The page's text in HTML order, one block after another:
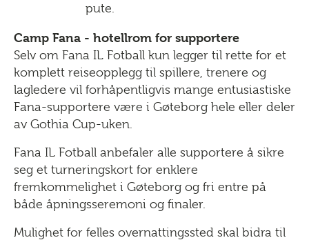
pute.
Camp Fana - hotellrom for supportere
Selv om Fana IL Fotball kun legger til rette for et
komplett reiseopplegg til spillere, trenere og
lagledere vil forhåpentligvis mange entusiastiske
Fana-supportere være i Gøteborg hele eller deler
av Gothia Cup-uken.
Fana IL Fotball anbefaler alle supportere å sikre
seg et turneringskort for enklere
fremkommelighet i Gøteborg og fri entre på
både åpningsseremoni og finaler.
Mulighet for felles overnattingssted skal bidra til